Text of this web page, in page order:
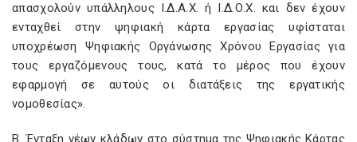
απασχολούν υπάλληλους Ι.Δ.Α.Χ. ή Ι.Δ.Ο.Χ. και δεν έχουν
ενταχθεί στην ψηφιακή κάρτα εργασίας υφίσταται
υποχρέωση Ψηφιακής Οργάνωσης Χρόνου Εργασίας για
τους εργαζόμενους τους, κατά το μέρος που έχουν
εφαρμογή σε αυτούς οι διατάξεις της εργατικής
νομοθεσίας».
Β. Ένταξη νέων κλάδων στο σύστημα της Ψηφιακής Κάρτας